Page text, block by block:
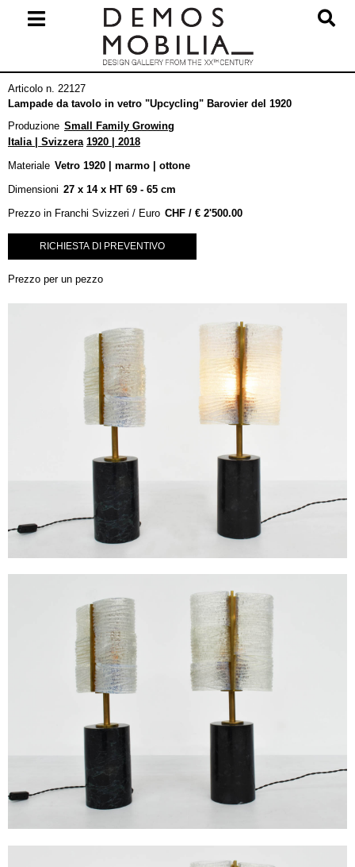
primario
navigzione
Articolo n. 22127
Lampade da tavolo in vetro "Upcycling" Barovier del 1920
Produzione Small Family Growing
Italia | Svizzera 1920 | 2018
Materiale Vetro 1920 | marmo | ottone
Dimensioni 27 x 14 x HT 69 - 65 cm
Prezzo in Franchi Svizzeri / Euro
€ 2'500.00
RICHIESTA DI PREVENTIVO
Prezzo per un pezzo